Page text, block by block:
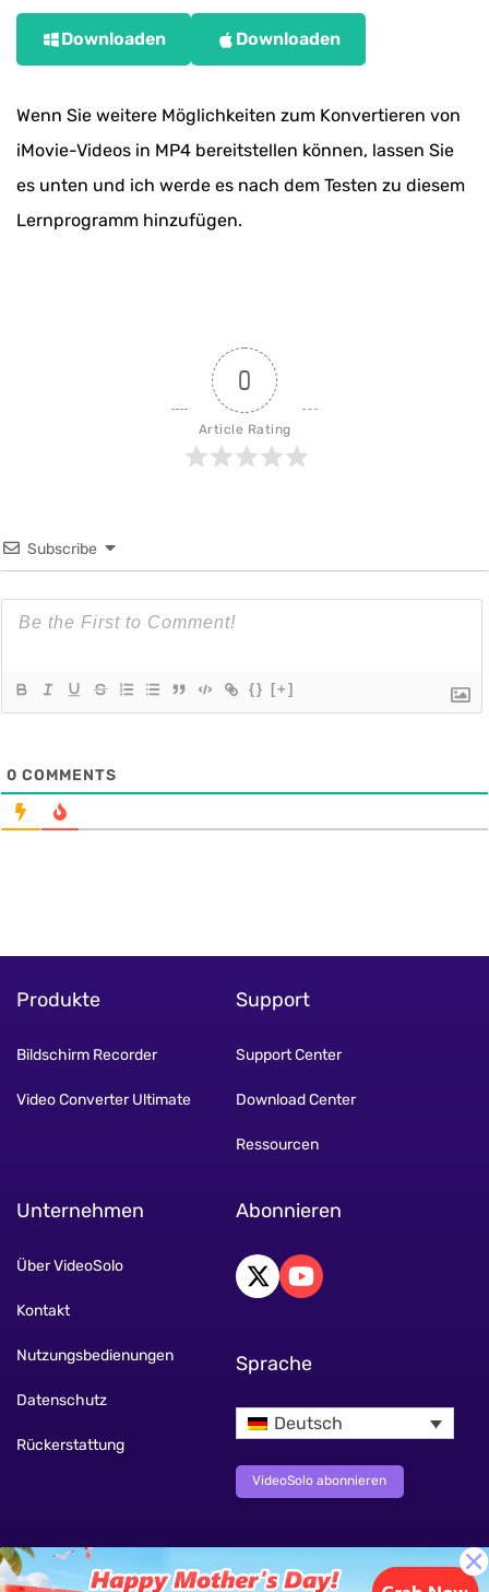
Downloaden Downloaden
Wenn Sie weitere Möglichkeiten zum Konvertieren von
iMovie-Videos in MP4 bereitstellen können, lassen Sie
es unten und ich werde es nach dem Testen zu diesem
Lernprogramm hinzufügen.
0
Article Rating
Subscribe
{} [+]
0 COMMENTS
Produkte
Bildschirm Recorder
Video Converter Ultimate
Support
Support Center
Download Center
Ressourcen
Unternehmen
Über VideoSolo
Kontakt
Nutzungsbedienungen
Datenschutz
Rückerstattung
Abonnieren
Sprache
Deutsch
VideoSolo abonnieren